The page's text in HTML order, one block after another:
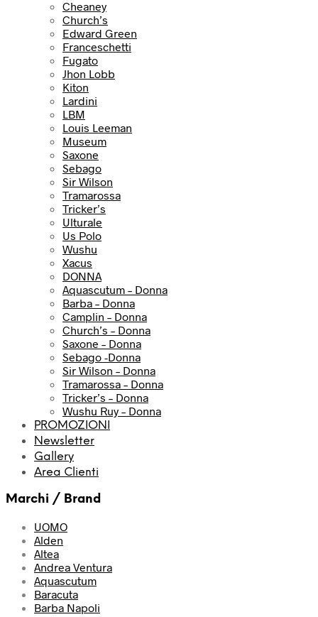
Cheaney
Church’s
Edward Green
Franceschetti
Fugato
Jhon Lobb
Kiton
Lardini
LBM
Louis Leeman
Museum
Saxone
Sebago
Sir Wilson
Tramarossa
Tricker’s
Ulturale
Us Polo
Wushu
Xacus
DONNA
Aquascutum – Donna
Barba – Donna
Camplin – Donna
Church’s – Donna
Saxone – Donna
Sebago -Donna
Sir Wilson – Donna
Tramarossa – Donna
Tricker’s – Donna
Wushu Ruy – Donna
PROMOZIONI
Newsletter
Gallery
Area Clienti
Marchi / Brand
UOMO
Alden
Altea
Andrea Ventura
Aquascutum
Baracuta
Barba Napoli